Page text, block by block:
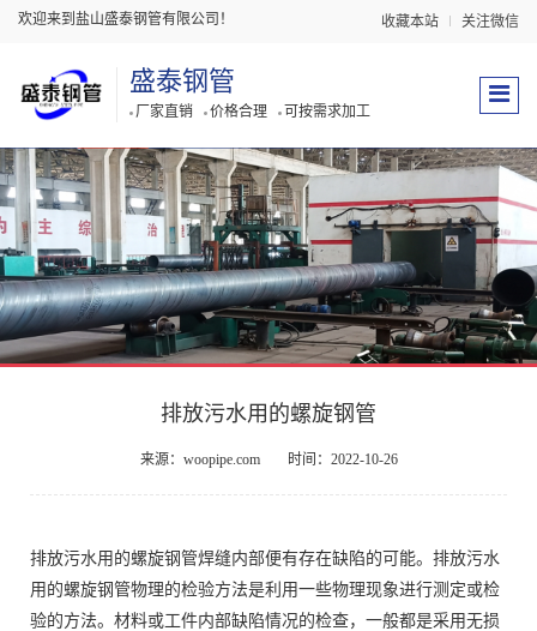
欢迎来到盐山盛泰钢管有限公司！ 收藏本站 关注微信
盛泰钢管
厂家直销 价格合理 可按需求加工
排放污水用的螺旋钢管
来源：woopipe.com 时间：2022-10-26
排放污水用的螺旋钢管焊缝内部便有存在缺陷的可能。排放污水
用的螺旋钢管物理的检验方法是利用一些物理现象进行测定或检
验的方法。材料或工件内部缺陷情况的检查，一般都是采用无损